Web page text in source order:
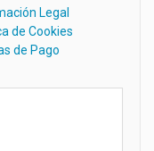
Legal
de Cookies
de Pago